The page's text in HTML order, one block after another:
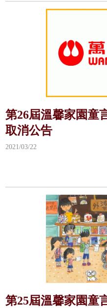
第26屆溫馨家園童
取消公告
2021/03/22
第25屆溫馨家園童